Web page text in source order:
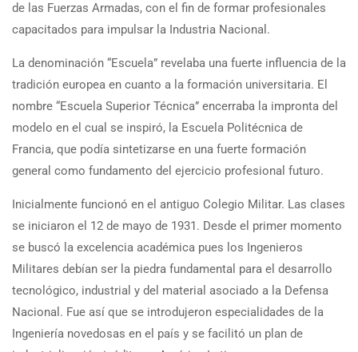
de las Fuerzas Armadas, con el fin de formar profesionales
capacitados para impulsar la Industria Nacional.
La denominación “Escuela” revelaba una fuerte influencia de la
tradición europea en cuanto a la formación universitaria. El
nombre “Escuela Superior Técnica” encerraba la impronta del
modelo en el cual se inspiró, la Escuela Politécnica de
Francia, que podía sintetizarse en una fuerte formación
general como fundamento del ejercicio profesional futuro.
Inicialmente funcionó en el antiguo Colegio Militar. Las clases
se iniciaron el 12 de mayo de 1931. Desde el primer momento
se buscó la excelencia académica pues los Ingenieros
Militares debían ser la piedra fundamental para el desarrollo
tecnológico, industrial y del material asociado a la Defensa
Nacional. Fue así que se introdujeron especialidades de la
Ingeniería novedosas en el país y se facilitó un plan de